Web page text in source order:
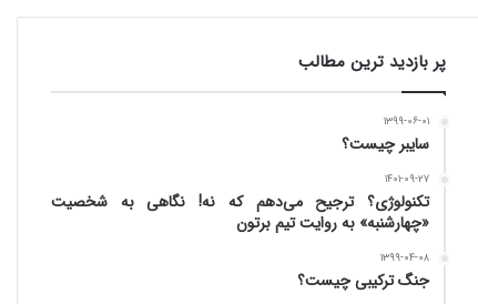
پر بازدید ترین مطالب
۱۳۹۹-۰۶-۰۱
سایبر چیست؟
۱۴۰۱-۰۹-۲۷
تکنولوژی؟ ترجیح می‌دهم که نه! نگاهی به شخصیت
«چهارشنبه» به روایت تیم برتون
۱۳۹۹-۰۴-۰۸
جنگ ترکیبی چیست؟